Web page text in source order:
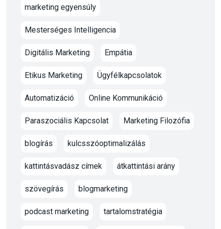
marketing egyensúly
Mesterséges Intelligencia
Digitális Marketing Empátia
Etikus Marketing Ügyfélkapcsolatok
Automatizáció Online Kommunikáció
Paraszociális Kapcsolat Marketing Filozófia
blogírás kulcsszóoptimalizálás
kattintásvadász címek átkattintási arány
szövegírás blogmarketing
podcast marketing tartalomstratégia